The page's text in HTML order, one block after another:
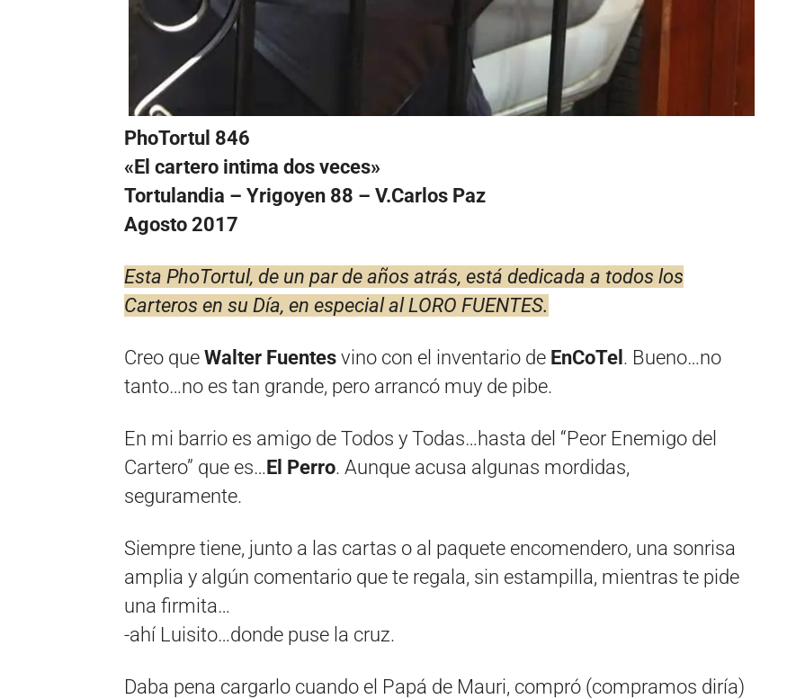
PhoTortul 846
«El cartero intima dos veces»
Tortulandia – Yrigoyen 88 – V.Carlos Paz
Agosto 2017
Esta PhoTortul, de un par de años atrás, está dedicada a todos los
Carteros en su Día, en especial al LORO FUENTES.
Creo que Walter Fuentes vino con el inventario de EnCoTel . Bueno…no
tanto…no es tan grande, pero arrancó muy de pibe.
En mi barrio es amigo de Todos y Todas…hasta del “Peor Enemigo del
Cartero” que es…El Perro. Aunque acusa algunas mordidas,
seguramente.
Siempre tiene, junto a las cartas o al paquete encomendero, una sonrisa
amplia y algún comentario que te regala, sin estampilla, mientras te pide
una firmita…
-ahí Luisito…donde puse la cruz.
Daba pena cargarlo cuando el Papá de Mauri, compró (compramos diría)